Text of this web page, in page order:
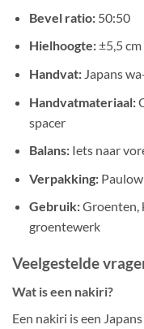
Bevel ratio:50:50
Hielhoogte:±5,5 cm
Handvat:Japans
Handvatmateriaal:
spacer
Balans:Iets naar
Verpakking:
Gebruik:Groenten,
groentewerk
Veelgestelde
Wat is een nakiri?
Een nakiri is een